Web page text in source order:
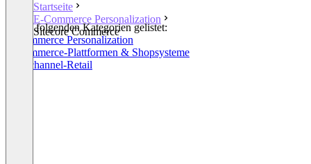
Startseite
E-Commerce Personalization
Sitecore Commerce
In den folgenden Kategorien gelistet:
E-Commerce Personalization
E-Commerce-Plattformen & Shopsysteme
Multichannel-Retail